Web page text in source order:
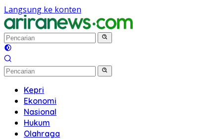
Langsung ke konten
Kepri
Ekonomi
Nasional
Hukum
Olahraga